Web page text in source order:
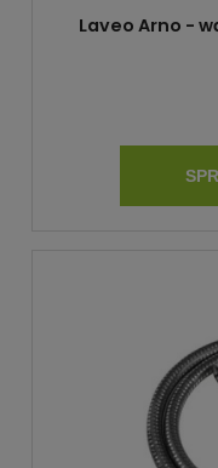
Laveo Arno -